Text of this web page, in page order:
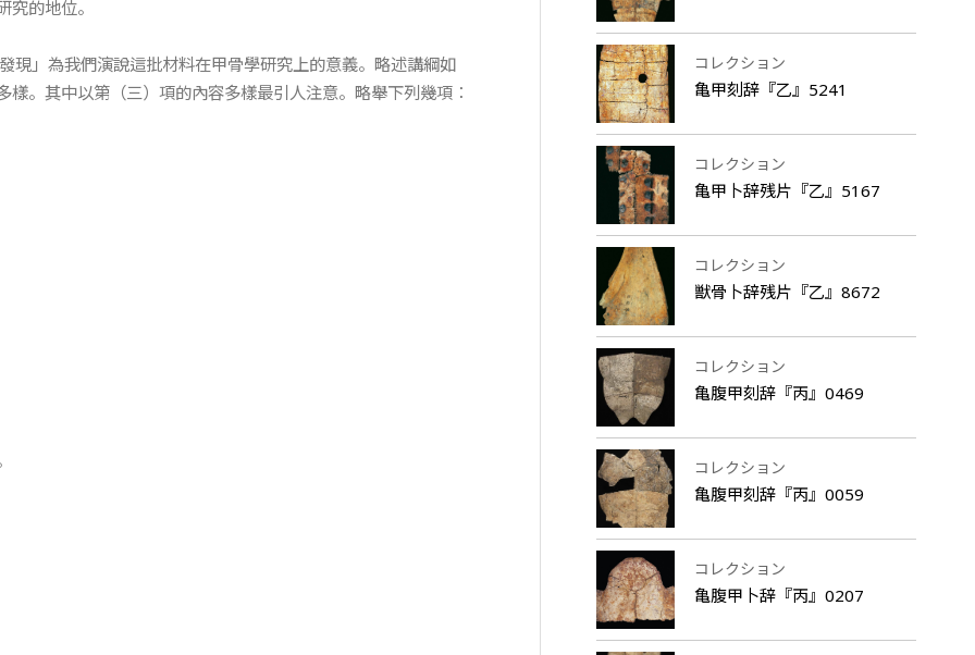
的地位。
」為我們演說這批材料在甲骨學研究上的意義。略述講綱如
。其中以第（三）項的內容多樣最引人注意。略舉下列幾項：
コレクション
亀甲刻辞『乙』5241
コレクション
亀甲卜辞残片『乙』5167
コレクション
獣骨卜辞残片『乙』8672
コレクション
亀腹甲刻辞『丙』0469
コレクション
亀腹甲刻辞『丙』0059
コレクション
亀腹甲卜辞『丙』0207